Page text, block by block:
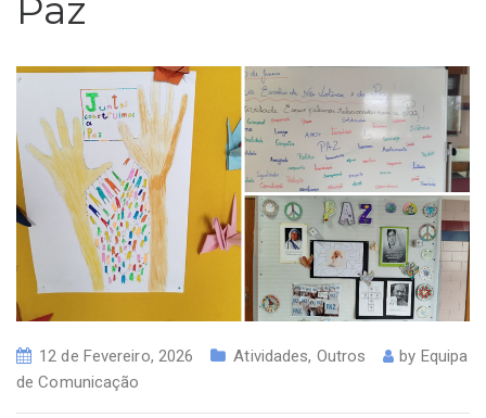
Paz
12 de Fevereiro, 2026 Atividades, Outros by Equipa
de Comunicação